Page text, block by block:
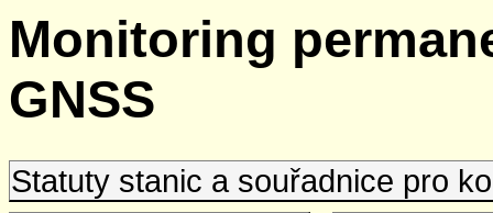
Monitoring
GNSS
Statuty stanic a souřadnice pro